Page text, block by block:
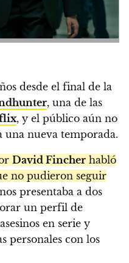
desde el final de la
, una de las
, y el público aún no
una nueva temporada.
David Fincher habló
no pudieron seguir
presentaba a dos
un perfil de
en serie y
personales con los